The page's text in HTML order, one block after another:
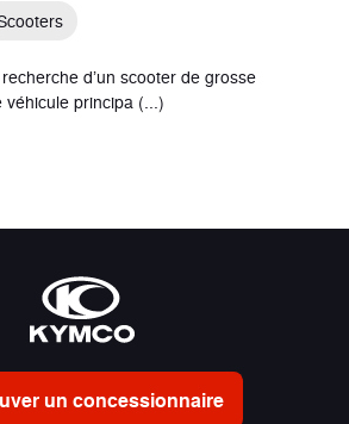
d’un scooter de grosse
principa (...)
un concessionnaire